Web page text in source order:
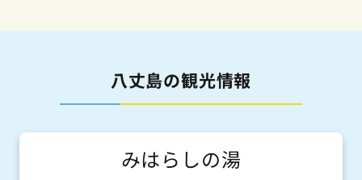
舟山レンタカー
04996-2-3166
funayama-rent.com
モービルレンタカー
八丈島の観光情報
みはらしの湯